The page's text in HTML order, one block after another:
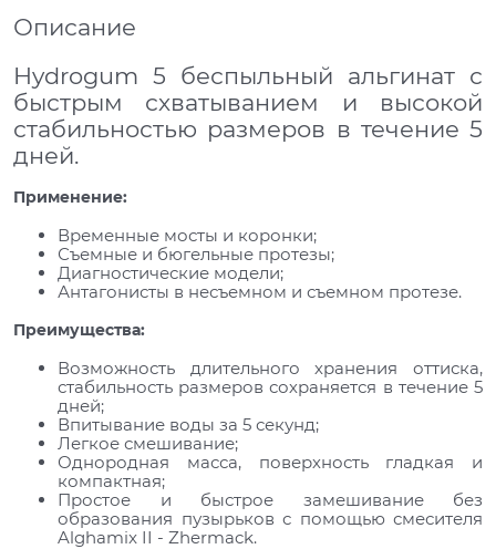
Описание
Hydrogum 5 беспыльный альгинат с
быстрым схватыванием и высокой
стабильностью размеров в течение 5
дней.
Применение:
Временные мосты и коронки;
Съемные и бюгельные протезы;
Диагностические модели;
Антагонисты в несъемном и съемном протезе.
Преимущества:
Возможность длительного хранения оттиска,
стабильность размеров сохраняется в течение 5
дней;
Впитывание воды за 5 секунд;
Легкое смешивание;
Однородная масса, поверхность гладкая и
компактная;
Простое и быстрое замешивание без
образования пузырьков с помощью смесителя
Alghamix II - Zhermack.